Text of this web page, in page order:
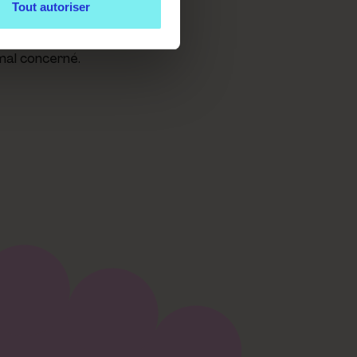
Tout autoriser
des
les
Il
concerné.